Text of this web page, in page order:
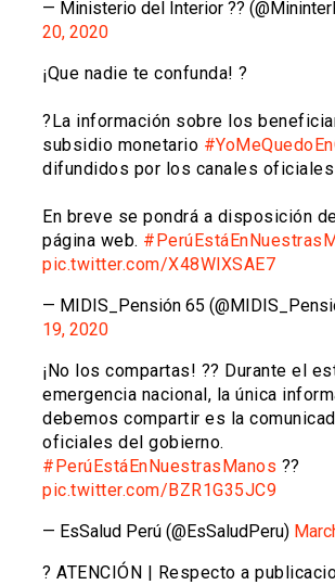
— Ministerio del Interior ??
20, 2020
¡Que nadie te confunda! ?
?La información sobre los
subsidio monetario
difundidos por los canales oficiales
En breve se pondrá a disposición
página web.
pic.twitter.com/X48WlXSAE7
— MIDIS_Pensión 65
19, 2020
¡No los compartas! ?? Durante el
emergencia nacional, la única
debemos compartir es la
oficiales del gobierno.
#PerúEstáEnNuestrasManos ??
pic.twitter.com/BZR1G35JC9
— EsSalud Perú (@EsSaludPeru)
? ATENCIÓN | Respecto a